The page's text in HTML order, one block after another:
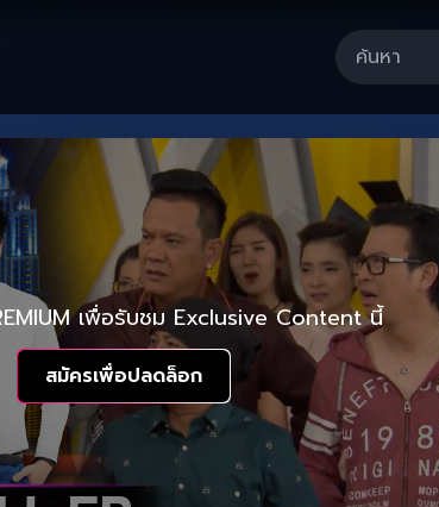
เพื่อรับชม Exclusive Content นี้
สมัครเพื่อปลดล็อก